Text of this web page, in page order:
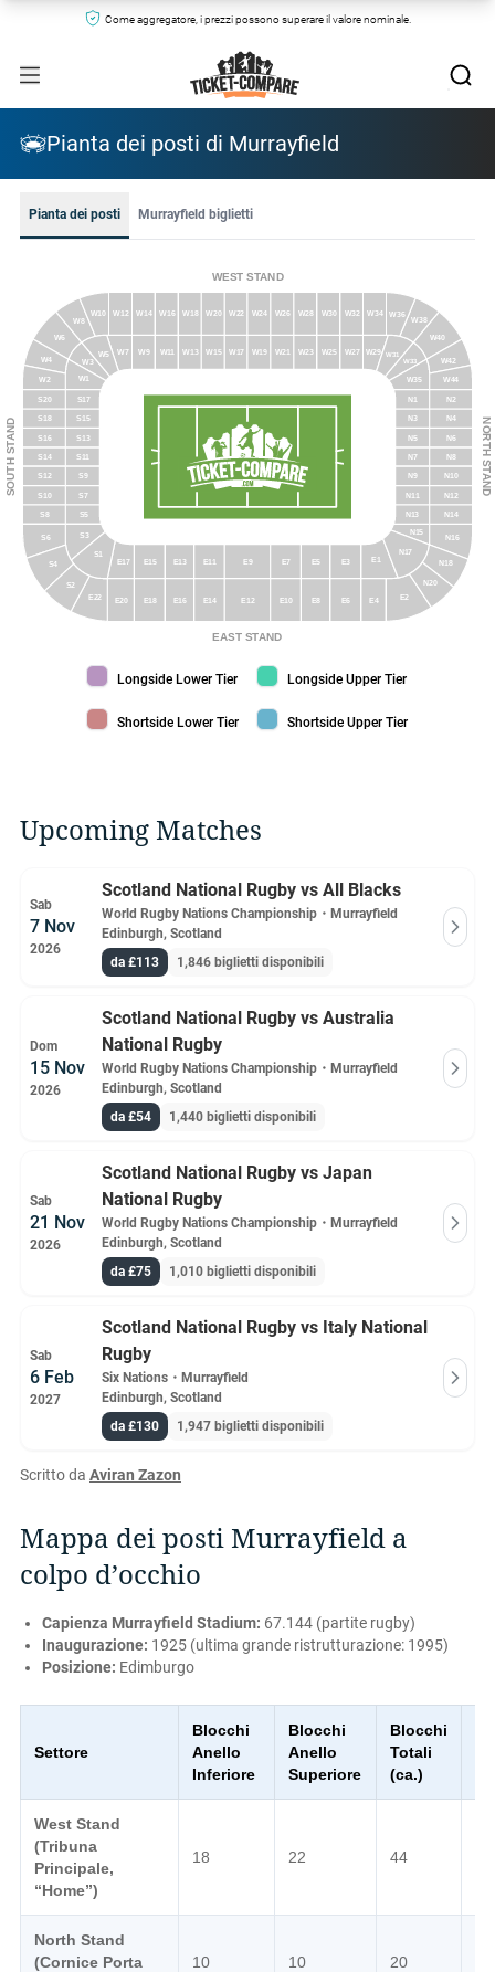
Come aggregatore, i prezzi possono superare il valore nominale.
Pianta dei posti di Murrayfield
Pianta dei posti Murrayfield biglietti
E1
E2
E3
E4
E5
E6
E7
E8
E9
E10
E11
E12
E13
E14
E15
E16
E17
E18
E20
E22
S1
S2
S3
S4
S5
S6
S7
S8
S9
S10
S11
S12
S13
S14
S15
S16
S17
S18
S20
W1
W2
W3
W4
W5
W6
W7
W8
W9
W10
W11
W12
W13
W14
W15
W16
W17
W18
W19
W20
W21
W22
W23
W24
W25
W26
W27
W28
W29
W30
W31
W32
W33
W34
W35
W36
W38
W40
W42
W44
N1 N2
N3 N4
N5 N6
N7 N8
N9 N10
N11 N12
N13 N14
N15
N16
N17
N18
N20
WEST STAND
EAST STAND
SOUTH STAND NORTH STAND
Longside Lower Tier color
Longside Lower Tier Longside Upper Tier color
Longside Upper Tier
Shortside Lower Tier color
Shortside Lower Tier Shortside Upper Tier color
Shortside Upper Tier
Upcoming Matches
Sab
7 Nov
2026
Scotland National Rugby vs All Blacks
World Rugby Nations Championship ・ Murrayfield
Edinburgh, Scotland
da £113
1,846 biglietti disponibili
Dom
15 Nov
2026
Scotland National Rugby vs Australia
National Rugby
World Rugby Nations Championship ・ Murrayfield
Edinburgh, Scotland
da £54
1,440 biglietti disponibili
Sab
21 Nov
2026
Scotland National Rugby vs Japan
National Rugby
World Rugby Nations Championship ・ Murrayfield
Edinburgh, Scotland
da £75
1,010 biglietti disponibili
Sab
6 Feb
2027
Scotland National Rugby vs Italy National
Rugby
Six Nations ・ Murrayfield
Edinburgh, Scotland
da £130
1,947 biglietti disponibili
Scritto da Aviran Zazon
Mappa dei posti Murrayfield a
colpo d’occhio
Capienza Murrayfield Stadium: 67.144 (partite rugby)
Inaugurazione: 1925 (ultima grande ristrutturazione: 1995)
Posizione: Edimburgo
Settore
Blocchi
Anello
Inferiore
Blocchi
Anello
Superiore
Blocchi
Totali
(ca.)
West Stand
(Tribuna
Principale,
“Home”)
18 22 44
North Stand
(Cornice Porta
10 10 20